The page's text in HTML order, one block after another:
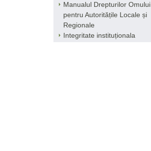
Manualul Drepturilor Omului
pentru Autoritățile Locale și
Regionale
Integritate instituționala